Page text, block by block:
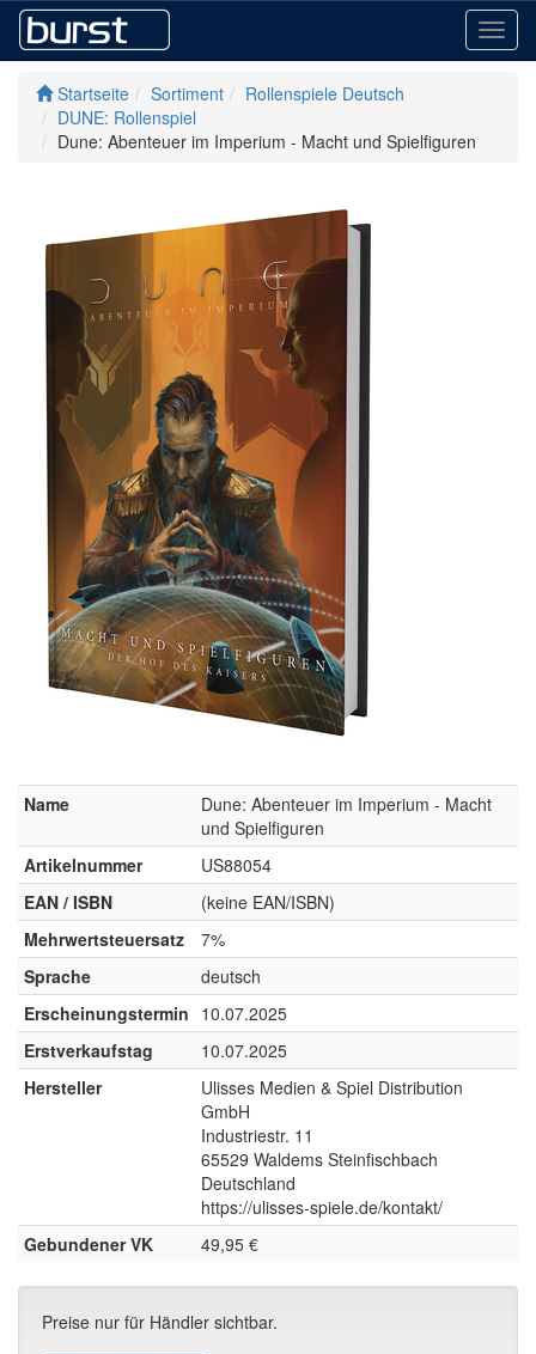
Startseite
Sortiment
Rollenspiele Deutsch
DUNE: Rollenspiel
Dune: Abenteuer im Imperium - Macht und Spielfiguren
Name
Dune: Abenteuer im Imperium - Macht
und Spielfiguren
Artikelnummer
US88054
EAN / ISBN
(keine EAN/ISBN)
Mehrwertsteuersatz
7%
Sprache
deutsch
Erscheinungstermin 10.07.2025
Erstverkaufstag
10.07.2025
Hersteller
Ulisses Medien & Spiel Distribution
GmbH
Industriestr. 11
65529 Waldems Steinfischbach
Deutschland
https://ulisses-spiele.de/kontakt/
Gebundener VK
49,95 €
Preise nur für Händler sichtbar.